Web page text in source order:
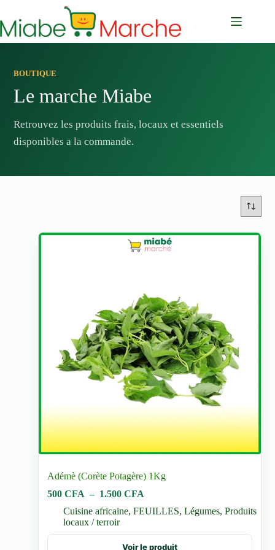
contenu
BOUTIQUE
Le marche Miabe
Retrouvez les produits frais, locaux et essentiels
disponibles a la commande.
Adémè (Corète Potagère) 1Kg
500CFA – 1.500CFA
prix :
à
Cuisine africaine,FEUILLES,Légumes,Produits
locaux / terroir
Voir le produit
Ce